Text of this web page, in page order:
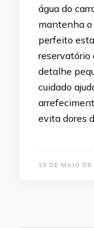
água do
mantenha
perfeito
reservatório
detalhe
cuidado
evita dores
19 DE MAIO DE